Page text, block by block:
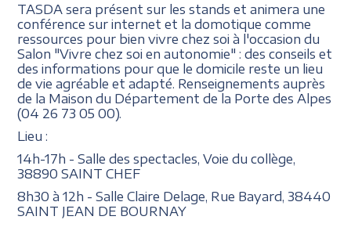
TASDA sera présent sur les stands et animera une
conférence sur internet et la domotique comme
ressources pour bien vivre chez soi à l'occasion du
Salon "Vivre chez soi en autonomie" : des conseils et
des informations pour que le domicile reste un lieu
de vie agréable et adapté. Renseignements auprès
de la Maison du Département de la Porte des Alpes
(04 26 73 05 00).
Lieu :
14h-17h - Salle des spectacles, Voie du collège,
38890 SAINT CHEF
8h30 à 12h - Salle Claire Delage, Rue Bayard, 38440
SAINT JEAN DE BOURNAY